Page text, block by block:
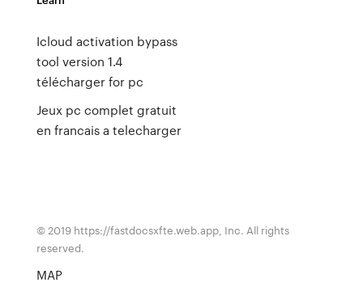
Icloud activation bypass
tool version 1.4
télécharger for pc
Jeux pc complet gratuit
en francais a telecharger
© 2019 https://fastdocsxfte.web.app, Inc. All rights
reserved.
MAP